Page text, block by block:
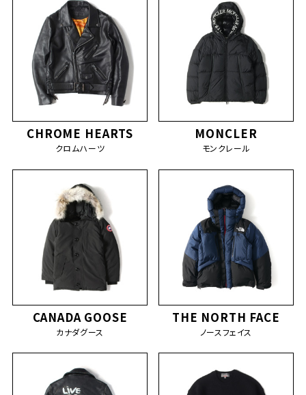
CHROME HEARTS
クロムハーツ
MONCLER
モンクレール
CANADA GOOSE
カナダグース
THE NORTH FACE
ノースフェイス